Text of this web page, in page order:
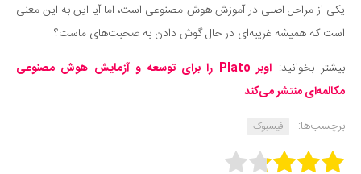
یکی از مراحل اصلی در آموزش هوش مصنوعی است، اما آیا این به این معنی
است که همیشه غریبه‌ای در حال گوش دادن به صحبت‌های ماست؟
بیشتر بخوانید:
اوبر Plato را برای توسعه و آزمایش هوش مصنوعی
مکالمه‌ای منتشر می‌کند
برچسب‌ها:
فیسبوک
Rate this item: